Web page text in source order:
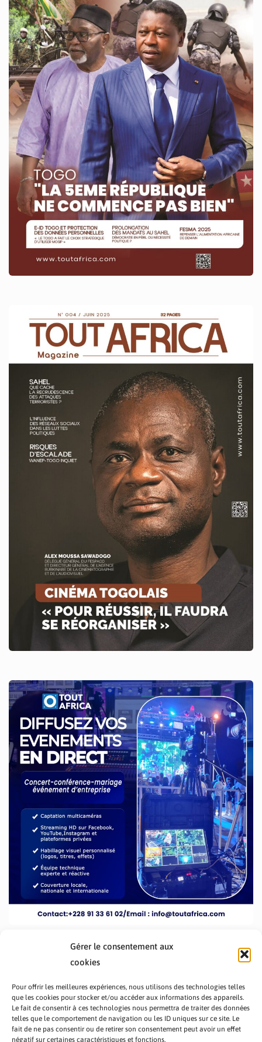
Gérer le consentement aux
cookies
Pour offrir les meilleures expériences, nous utilisons des technologies telles
que les cookies pour stocker et/ou accéder aux informations des appareils.
Le fait de consentir à ces technologies nous permettra de traiter des données
telles que le comportement de navigation ou les ID uniques sur ce site. Le
fait de ne pas consentir ou de retirer son consentement peut avoir un effet
négatif sur certaines caractéristiques et fonctions.
PRÉSENTATION TOUTAFRICA A PROPOS